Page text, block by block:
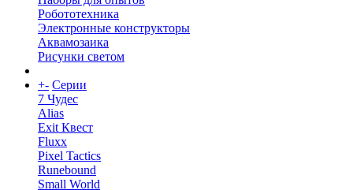
Робототехника
Электронные конструкторы
Аквамозаика
Рисунки светом
+- Серии
7 Чудес
Alias
Exit Квест
Fluxx
Pixel Tactics
Runebound
Small World